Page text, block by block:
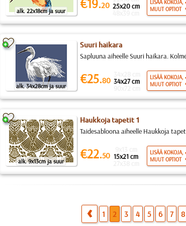
alk. 22x18cm ja suur €19.20 25x20 cm
LISÄÄ KOKOJA,
MUUT OPTIOT
alk. 34x28cm ja suur
Suuri haikara
Sapluuna aiheelle Suuri haikara.
€25.80 34x27 cm
LISÄÄ KOKOJA,
MUUT OPTIOT
alk. 9x13cm ja suur
Haukkoja tapetit 1
Taidesabloona aiheelle Haukkoja
€22.50 15x21 cm
LISÄÄ KOKOJA,
MUUT OPTIOT
1 2 3 4 5 6 7 8